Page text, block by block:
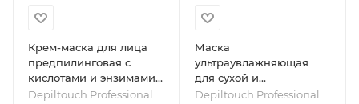
Крем-маска для лица
предпилинговая с
кислотами и энзимами,
100 мл, бренд -
Depiltouch Professional
Маска
ультраувлажняющая
для сухой и
обезвоженной кожи, 50
Depiltouch Professional